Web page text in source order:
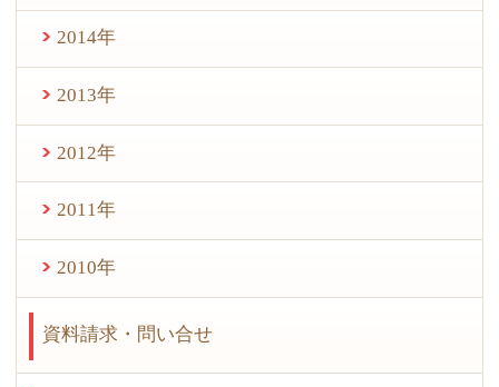
2014年
2013年
2012年
2011年
2010年
資料請求・問い合せ